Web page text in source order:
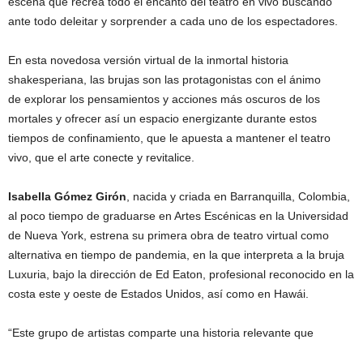
ante todo deleitar y sorprender a cada uno de los espectadores.
En esta novedosa versión virtual de la inmortal historia
shakesperiana, las brujas son las protagonistas con el ánimo
de explorar los pensamientos y acciones más oscuros de los
mortales y ofrecer así un espacio energizante durante estos
tiempos de confinamiento, que le apuesta a mantener el teatro
vivo, que el arte conecte y revitalice.
Isabella Gómez Girón , nacida y criada en Barranquilla, Colombia,
al poco tiempo de graduarse en Artes Escénicas en la Universidad
de Nueva York, estrena su primera obra de teatro virtual como
alternativa en tiempo de pandemia, en la que interpreta a la bruja
Luxuria, bajo la dirección de Ed Eaton, profesional reconocido en la
costa este y oeste de Estados Unidos, así como en Hawái.
“Este grupo de artistas comparte una historia relevante que